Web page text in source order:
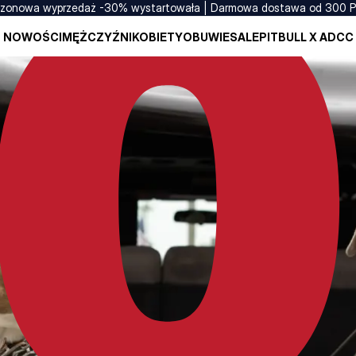
wyprzedaż -30% wystartowała | Darmowa dostawa od 300
NOWOŚCIMĘŻCZYŹNIKOBIETYOBUWIESALEPITBULL X ADCC